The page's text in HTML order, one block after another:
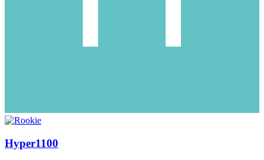
Hyper1100